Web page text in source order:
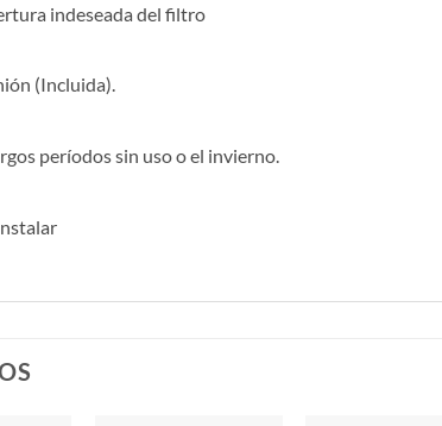
indeseada del filtro
(Incluida).
períodos sin uso o el invierno.